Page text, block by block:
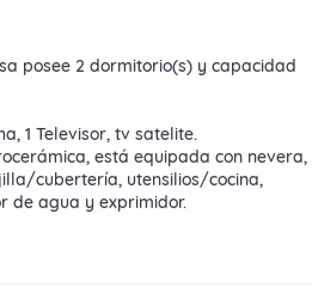
posee 2 dormitorio(s) y capacidad
1 Televisor, tv satelite.
está equipada con nevera,
cubertería, utensilios/cocina,
de agua y exprimidor.